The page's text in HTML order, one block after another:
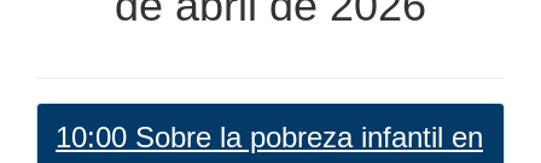
10:00 Sobre la pobreza infantil en